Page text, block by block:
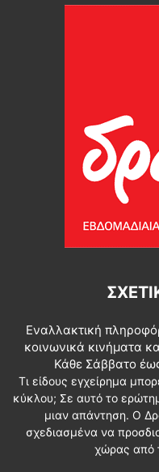
Εναλλακτική
κοινωνικά κινήματα
Κάθε Σάββατο
Τι είδους εγχείρημα
κύκλου; Σε αυτό το
μιαν απάντηση. Ο
σχεδιασμένα να
χώρας από